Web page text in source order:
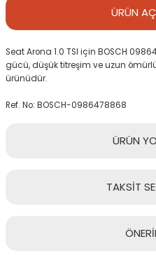
ÜRÜN
Seat Arona 1.0 TSI için BOSCH
gücü, düşük titreşim ve uzun
ürünüdür.
Ref. No: BOSCH-0986478868
ÜRÜN
TAKSİT